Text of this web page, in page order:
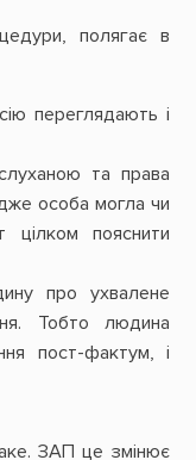
полягає в
переглядають і
та права
особа могла чи
пояснити
про ухвалене
Тобто людина
пост-фактум, і
ЗАП це змінює